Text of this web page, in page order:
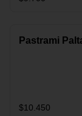
Pastrami
$10.450